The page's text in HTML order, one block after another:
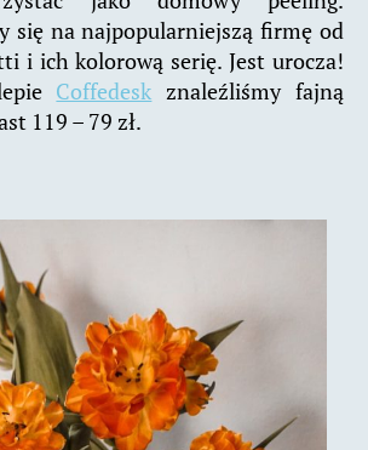
się na najpopularniejszą firmę od
i ich kolorową serię. Jest urocza!
Coffedesk znaleźliśmy fajną
119 – 79 zł.